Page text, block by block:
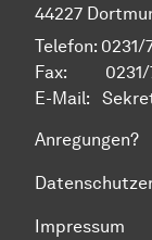
44227
Telefon: 0231/
Fax: 0231/
E-Mail:
Anregungen?
Impressum